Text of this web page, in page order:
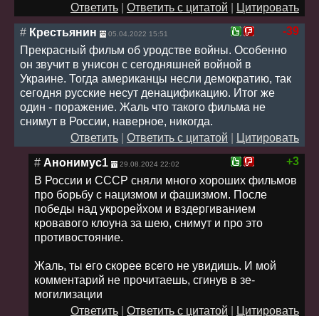
Ответить
Ответить с цитатой
Цитировать
-39
# Крестьянин 05.04.2022 15:51
Прекрасный фильм об уродстве войны. Особенно
он звучит в унисон с сегодняшней войной в
Украине. Тогда американцы несли демократию, так
сегодня русские несут денацификацию. Итог же
один - поражение. Жаль что такого фильма не
снимут в России, наверное, никогда.
Ответить
Ответить с цитатой
Цитировать
+3
# Анонимус1 29.08.2024 22:02
В России и СССР сняли много хороших фильмов
про борьбу с нацизмом и фашизмом. После
победы над укрорейхом и вздергиванием
кровавого клоуна за шею, снимут и про это
противостояние.
Жаль, ты его скорее всего не увидишь. И мой
комментарий не прочитаешь, сгинув в зе-
могилизации
Ответить
Ответить с цитатой
Цитировать